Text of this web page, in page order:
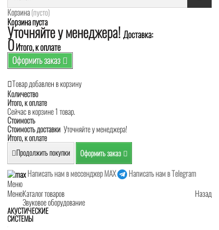
Корзина(пусто)
Корзина пуста
Уточняйте у менеджера! Доставка:
0Итого, к оплате
Оформить заказ
Товар добавлен в корзину
Количество
Итого, к оплате
Сейчас в корзине 1 товар.
Стоимость
Стоимость доставки Уточняйте у менеджера!
Итого, к оплате
Продолжить покупки Оформить заказ
Написать нам в мессенджер MAX
Написать нам в Telegram
Меню
Меню
Назад
Каталог товаров
Звуковое оборудование
АКУСТИЧЕСКИЕ
СИСТЕМЫ